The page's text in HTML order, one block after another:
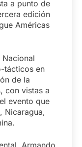
a punto de
edición
Américas
tácticos en
de la
con vistas a
evento que
Nicaragua,